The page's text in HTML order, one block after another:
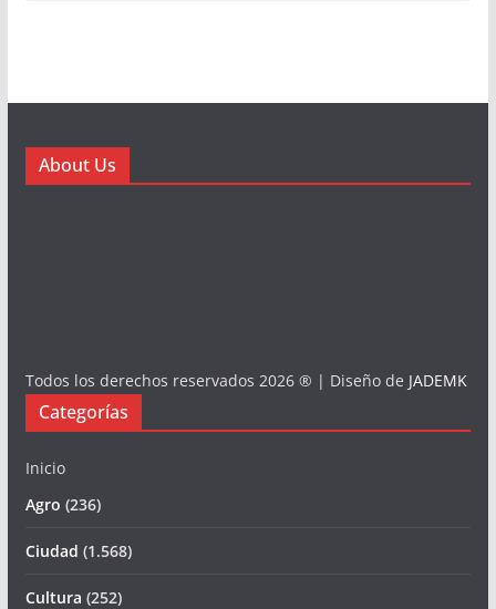
About Us
Todos los derechos reservados 2026 ® | Diseño de JADEMK
Categorías
Inicio
Agro (236)
Ciudad (1.568)
Cultura (252)